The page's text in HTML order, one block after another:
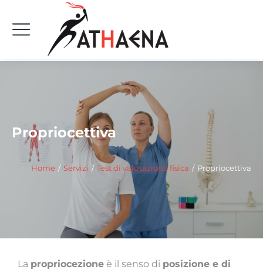
Propriocettiva
Tu sei qui:
Home Servizi Test di valutazione fisica Propriocettiva
La propriocezione è il senso di posizione e di